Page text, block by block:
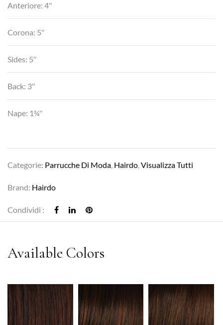
Anteriore: 4″
Corona: 5″
Sides: 5″
Back: 3″
Nape: 1¾″
Categorie: Parrucche Di Moda, Hairdo,Visualizza Tutti
Brand: Hairdo
Condividi :